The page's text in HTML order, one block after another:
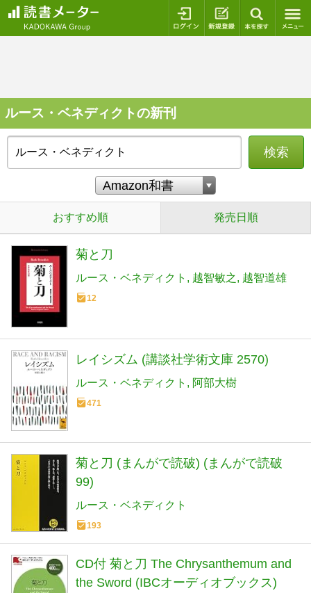
ログイン 新規登録
ルース・ベネディクトの新刊
検索
おすすめ順 発売日順
菊と刀
ルース・ベネディクト 越智敏之 越智道雄
12
レイシズム (講談社学術文庫 2570)
ルース・ベネディクト 阿部大樹
471
菊と刀 (まんがで読破) (まんがで読破
99)
ルース・ベネディクト
193
CD付 菊と刀 The Chrysanthemum and
the Sword (IBCオーディオブックス)